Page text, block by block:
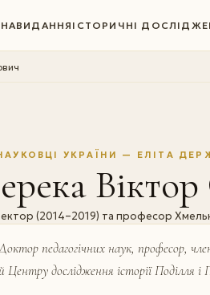
ВИДАННЯ ІСТОРИЧНІ
УКРАЇНИ — ЕЛІТА
(2014–2019) та професор
педагогічних наук, професор,
Центру дослідження історії Поділля